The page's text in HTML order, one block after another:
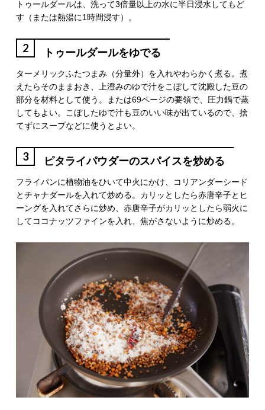
トゥールダールは、洗って3倍量以上の水に半日浸水してもど
す（または熱湯に1時間浸す）。
2 トゥールダールをゆでる
ターメリックふたつまみ（分量外）を入れやわらかく煮る。煮
えたらそのままおき、上澄みのゆで汁をこぼして沈殿した豆の
部分を材料として使う。または69ページの要領で、圧力鍋で蒸
してもよい。こぼしたゆで汁も豆のいい味が出ているので、捨
てずにスープなどに使うとよい。
3 ピタライパウダーのスパイスを炒める
フライパンに植物油をひいて中火にかけ、コリアンダーシード
とチャナダールを入れて炒める。カリッとしたら赤唐辛子とヒ
ーングを入れてさらに炒め、赤唐辛子がカリッとしたら弱火に
してココナッツファインを入れ、焦がさないように炒める。